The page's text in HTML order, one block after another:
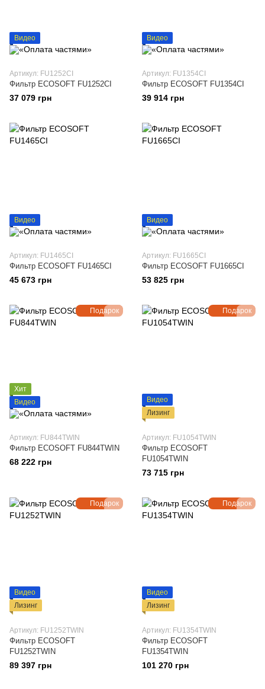
Видео
Артикул: FU1252CI
Фильтр ECOSOFT FU1252CI
37 079 грн
Видео
Артикул: FU1354CI
Фильтр ECOSOFT FU1354CI
39 914 грн
Видео
Артикул: FU1465CI
Фильтр ECOSOFT FU1465CI
45 673 грн
Видео
Артикул: FU1665CI
Фильтр ECOSOFT FU1665CI
53 825 грн
Подарок
Хит
Видео
Артикул: FU844TWIN
Фильтр ECOSOFT FU844TWIN
68 222 грн
Подарок
Видео
Лизинг
Артикул: FU1054TWIN
Фильтр ECOSOFT
FU1054TWIN
73 715 грн
Подарок
Видео
Лизинг
Артикул: FU1252TWIN
Фильтр ECOSOFT
FU1252TWIN
89 397 грн
Подарок
Видео
Лизинг
Артикул: FU1354TWIN
Фильтр ECOSOFT
FU1354TWIN
101 270 грн